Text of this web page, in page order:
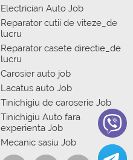
Electrician Auto Job
Reparator cutii de viteze_de
lucru
Reparator casete directie_de
lucru
Carosier auto job
Lacatus auto Job
Tinichigiu de caroserie Job
Tinichigiu Auto fara
experienta Job
Mecanic sasiu Job